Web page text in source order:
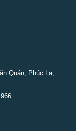
Quán, Phúc La,